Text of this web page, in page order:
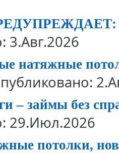
3.Авг.2026
натяжные
– займы без
29.Июл.2026
потолки,